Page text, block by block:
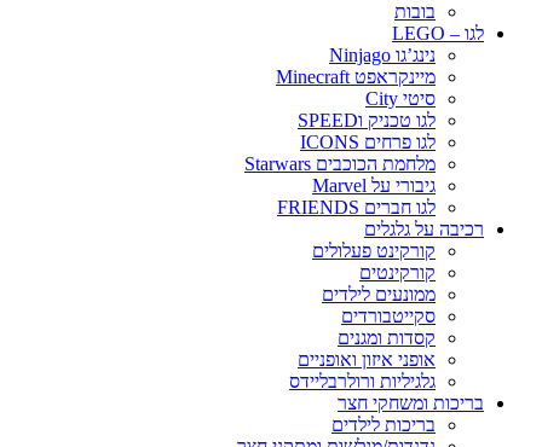
בובות
לגו – LEGO
נינג’גו Ninjago
מיינקראפט Minecraft
סיטי City
לגו טכניק וSPEED
לגו פרחים ICONS
מלחמת הכוכבים Starwars
גיבורי על Marvel
לגו חברים FRIENDS
רכיבה על גלגלים
קורקינט פעלולים
קורקינטים
ממונעים לילדים
סקייטבורדים
קסדות ומגנים
אופני איזון ואופניים
גלגיליות ורולרבליידס
בריכות ומשחקי חצר
בריכות לילדים